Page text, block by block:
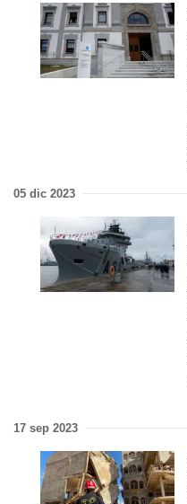
05 dic 2023
17 sep 2023